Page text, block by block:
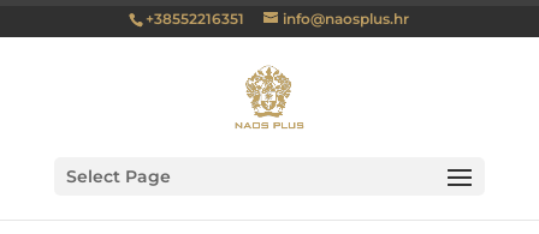
+38552216351 info@naosplus.hr
Select Page